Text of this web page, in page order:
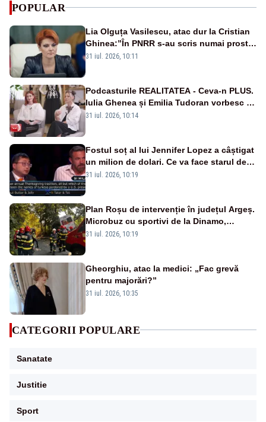
POPULAR
Lia Olguța Vasilescu, atac dur la Cristian
Ghinea:”În PNRR s-au scris numai prostii.
Este o negociere proastă pe care a făcut-
31 iul. 2026, 10:11
Podcasturile REALITATEA - Ceva-n PLUS.
Iulia Ghenea și Emilia Tudoran vorbesc în
premieră la Realitatea Plus - VIDEO
31 iul. 2026, 10:14
Fostul soț al lui Jennifer Lopez a câștigat
un milion de dolari. Ce va face starul de la
Hollywood cu banii câștigați?
31 iul. 2026, 10:19
Plan Roșu de intervenție în județul Argeș.
Microbuz cu sportivi de la Dinamo,
implicat într-un accident grav. Un tânăr a
31 iul. 2026, 10:19
Gheorghiu, atac la medici: „Fac grevă
pentru majorări?”
31 iul. 2026, 10:35
CATEGORII POPULARE
Sanatate
Justitie
Sport